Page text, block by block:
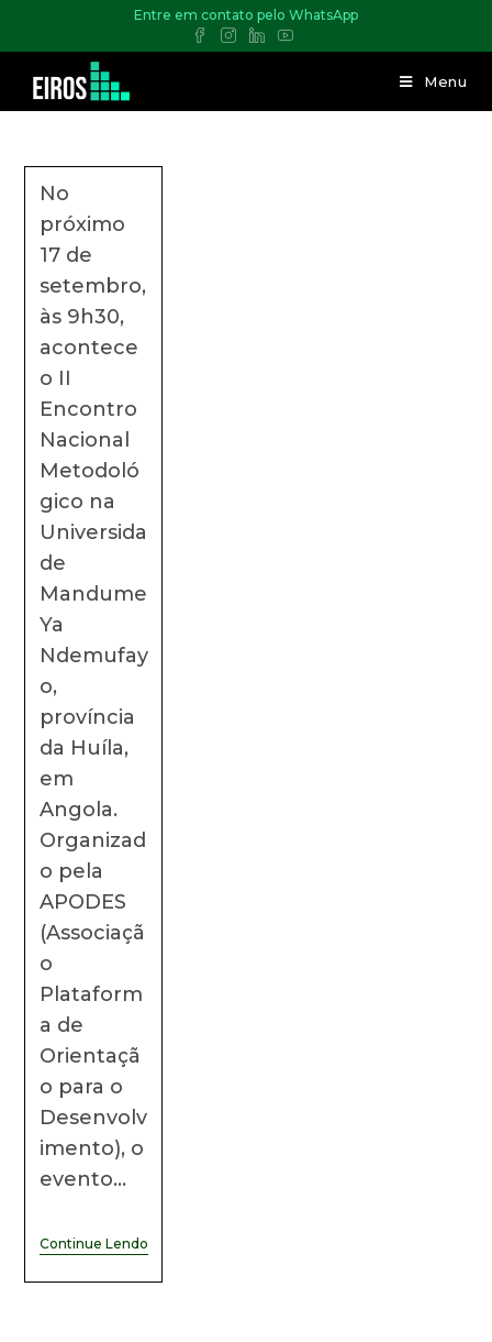
Entre em contato pelo WhatsApp
Menu
No
próximo
17 de
setembro,
às 9h30,
acontece
o II
Encontro
Nacional
Metodoló
gico na
Universida
de
Mandume
Ya
Ndemufay
o,
província
da Huíla,
em
Angola.
Organizad
o pela
APODES
(Associaçã
o
Plataform
a de
Orientaçã
o para o
Desenvolv
imento), o
evento…
Continue Lendo